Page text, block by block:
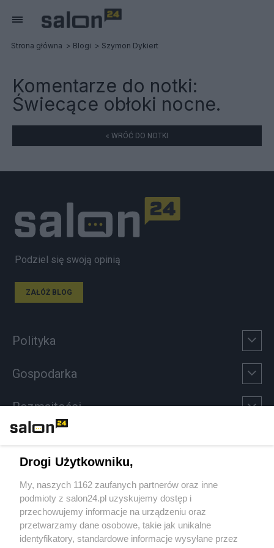
Strona główna Blogi Szymon Dykiert
Komentarze do notki:
Świecące obłoki nocne.
« WRÓĆ DO NOTKI
Podziel się swoją opinią
ZAŁÓŻ BLOG
Polityka
Gospodarka
Rozmaitości
Sport
Społeczeństwo
Kultura
Drogi Użytkowniku,
My, naszych 1162 zaufanych partnerów oraz inne
podmioty z salon24.pl uzyskujemy dostęp i
przechowujemy informacje na urządzeniu oraz
przetwarzamy dane osobowe, takie jak unikalne
identyfikatory, standardowe informacje wysyłane przez